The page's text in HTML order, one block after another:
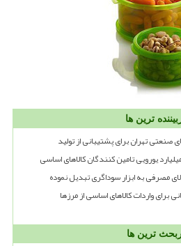
ترین ها
تهران برای پشتیبانی از تولید
مصرفی به ابزار سوداگری تبدیل نموده
ترین ها